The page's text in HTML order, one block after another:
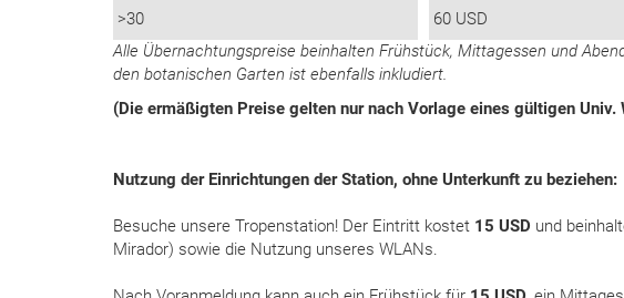
>30 60 USD
Alle Übernachtungspreise beinhalten Frühstück, Mittagessen und
den botanischen Garten ist ebenfalls inkludiert.
(Die ermäßigten Preise gelten nur nach Vorlage eines gültigen Univ.
Nutzung der Einrichtungen der Station, ohne Unterkunft zu beziehen:
Besuche unsere Tropenstation! Der Eintritt kostet 15 USD und
Mirador) sowie die Nutzung unseres WLANs.